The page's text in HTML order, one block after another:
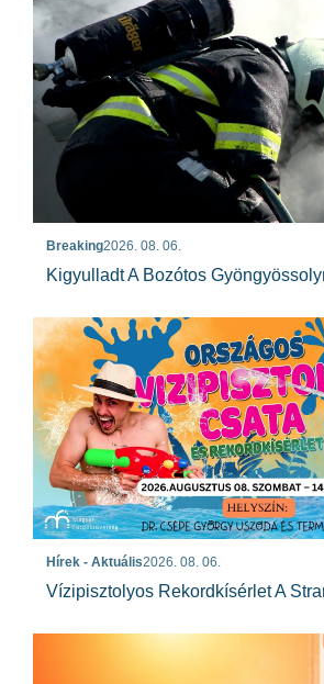
Breaking2026. 08. 06.
Kigyulladt A Bozótos
Hírek - Aktuális2026. 08. 06.
Vízipisztolyos Rekordkísérlet A